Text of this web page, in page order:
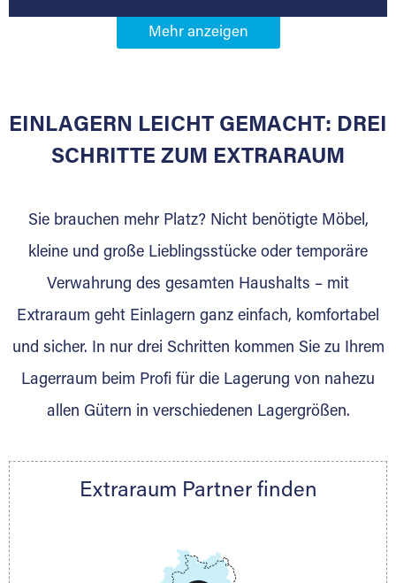
Werden Sie Extraraum Partner in
Sie bieten Kunden Lagerraum zur Miete, der
für die Einlagerung von Umzugsgut gebaut
Lagerkunden und Vermietungen.
Ihre Vorteile als Extraraum Partner:
Marktgerechte Preise
Digitale Buchungsplattform
Gewinnung von Neukunden
Nachricht.
Telefon:+49 6145 5442 - 404
DMG Aktiengesellschaft
EINLAGERN LEICHT GEMACHT: DREI
SCHRITTE ZUM EXTRARAUM
Sie brauchen mehr Platz? Nicht benötigte Möbel,
kleine und große Lieblingsstücke oder temporäre
Verwahrung des gesamten Haushalts – mit
Extraraum geht Einlagern ganz einfach, komfortabel
und sicher. In nur drei Schritten kommen Sie zu Ihrem
Lagerraum beim Profi für die Lagerung von nahezu
allen Gütern in verschiedenen Lagergrößen.
Extraraum Partner finden